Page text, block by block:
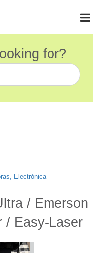
for?
Electrónica
/ Emerson
/ Easy-Laser